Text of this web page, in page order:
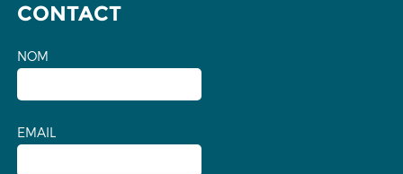
CONTACT
NOM
EMAIL